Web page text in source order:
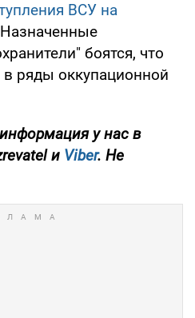
ВСУ на
боятся, что
в ряды оккупационной
у нас в
и Viber. Не